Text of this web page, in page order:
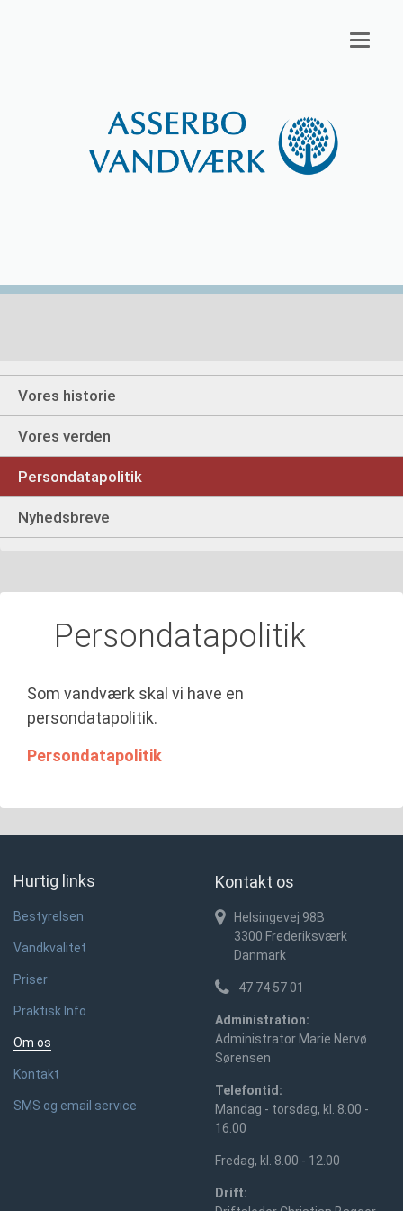
Vores historie
Vores verden
Persondatapolitik
Nyhedsbreve
Persondatapolitik
Som vandværk skal vi have en
persondatapolitik.
Persondatapolitik
Hurtig links
Bestyrelsen
Vandkvalitet
Priser
Praktisk Info
Om os
Kontakt
SMS og email service
Kontakt os
Helsingevej 98B
3300 Frederiksværk
Danmark
47 74 57 01
Administration:
Administrator Marie Nervø
Sørensen
Telefontid:
Mandag - torsdag, kl. 8.00 -
16.00
Fredag, kl. 8.00 - 12.00
Drift: